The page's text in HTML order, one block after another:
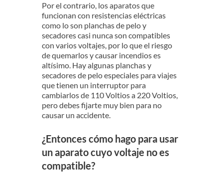
Por el contrario, los aparatos que
funcionan con resistencias eléctricas
como lo son planchas de pelo y
secadores casi nunca son compatibles
con varios voltajes, por lo que el riesgo
de quemarlos y causar incendios es
altísimo. Hay algunas planchas y
secadores de pelo especiales para viajes
que tienen un interruptor para
cambiarlos de 110 Voltios a 220 Voltios,
pero debes fijarte muy bien para no
causar un accidente.
¿Entonces cómo hago para usar
un aparato cuyo voltaje no es
compatible?